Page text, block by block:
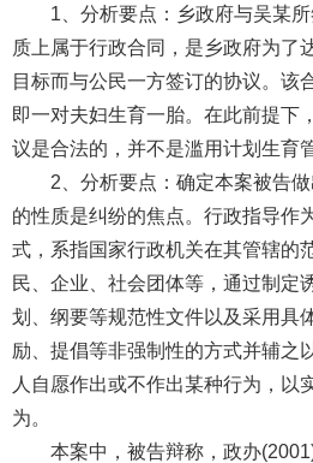
1、分析要点：乡政府与吴某
质上属于行政合同，是乡政府为了
目标而与公民一方签订的协议。该
即一对夫妇生育一胎。在此前提下
议是合法的，并不是滥用计划生育
2、分析要点：确定本案被告
的性质是纠纷的焦点。行政指导作
式，系指国家行政机关在其管辖的
民、企业、社会团体等，通过制定
划、纲要等规范性文件以及采用具
励、提倡等非强制性的方式并辅之
人自愿作出或不作出某种行为，以
为。
本案中，被告辩称，政办